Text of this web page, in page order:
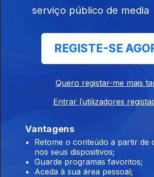
Um novo sermão de Tillman
Windy City revisited.
Uma vida que dura.
Do Sul ao Sol
16 jun. 2026
Veludo Velho
serviço público de media
REGISTE-SE
Quero registar-me mais
Entrar (utilizadores
Vantagens
Retome o conteúdo a partir de
nos seus dispositivos;
Guarde programas favoritos;
Aceda à sua área pessoal;